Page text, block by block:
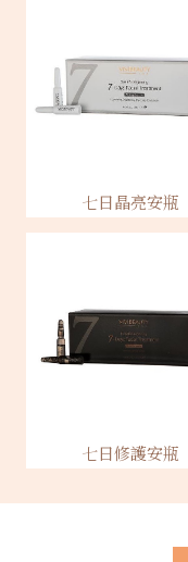
七日晶亮安瓶
七日修護安瓶